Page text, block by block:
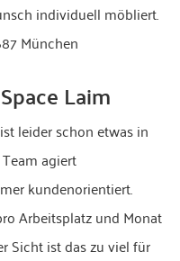
individuell möbliert.
München
Laim
leider schon etwas in
agiert
kundenorientiert.
Arbeitsplatz und Monat
Sicht ist das zu viel für